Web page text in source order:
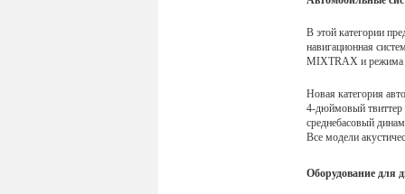
В этой категории
навигационная
MIXTRAX и режима
Новая категория
4-дюймовый твиттер
среднебасовый
Все модели
Оборудование для